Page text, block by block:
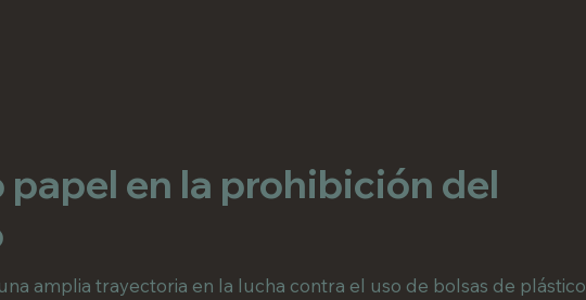
papel en la prohibición del
amplia trayectoria en la lucha contra el uso de bolsas de plástico